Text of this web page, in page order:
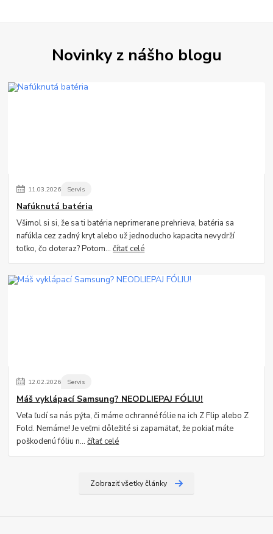
Novinky z nášho blogu
11.03.2026 Servis
Nafúknutá batéria
Všimol si si, že sa ti batéria neprimerane prehrieva, batéria sa
nafúkla cez zadný kryt alebo už jednoducho kapacita nevydrží
toľko, čo doteraz? Potom...čítať celé
12.02.2026 Servis
Máš vyklápací Samsung? NEODLIEPAJ FÓLIU!
Veľa ľudí sa nás pýta, či máme ochranné fólie na ich Z Flip alebo Z
Fold. Nemáme! Je veľmi dôležité si zapamätať, že pokiaľ máte
poškodenú fóliu n...čítať celé
Zobraziť všetky články